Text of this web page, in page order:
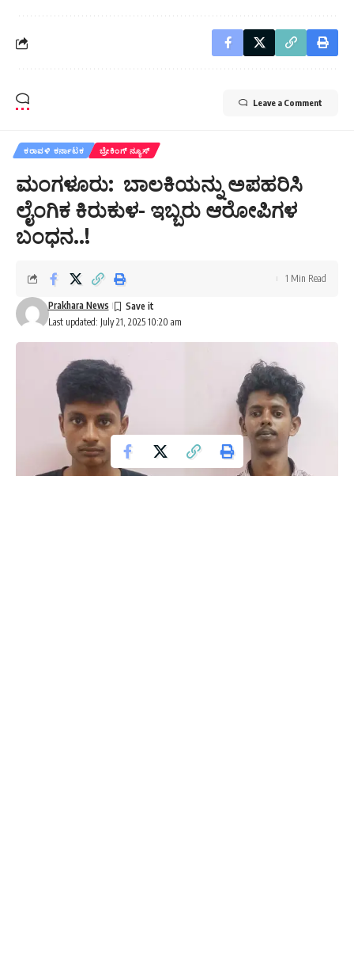
Leave a Comment
ಕರಾವಳಿ ಕರ್ನಾಟಕ ಬ್ರೇಕಿಂಗ್ ನ್ಯೂಸ್
ಮಂಗಳೂರು: ಬಾಲಕಿಯನ್ನು ಅಪಹರಿಸಿ
ಲೈಂಗಿಕ ಕಿರುಕುಳ- ಇಬ್ಬರು ಆರೋಪಿಗಳ
ಬಂಧನ..!
Last updated: July 21, 2025 10:20 am
Prakhara News
1 Min Read